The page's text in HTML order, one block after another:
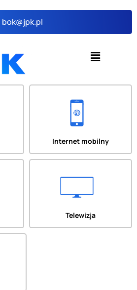
bok@jpk.pl
Menu
Internet mobilny
Telewizja